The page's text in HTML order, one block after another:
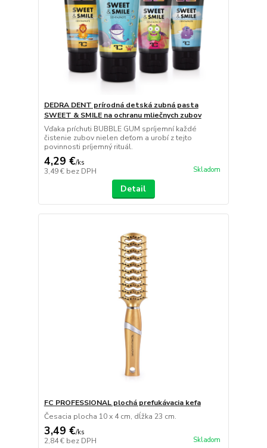
DEDRA DENT prírodná detská zubná pasta
SWEET & SMILE na ochranu mliečnych zubov
Vďaka príchuti BUBBLE GUM spríjemní každé
čistenie zubov nielen deťom a urobí z tejto
povinnosti príjemný rituál.
4,29 €/ks
3,49 € bez DPH Skladom
Detail
FC PROFESSIONAL plochá prefukávacia kefa
Česacia plocha 10 x 4 cm, dĺžka 23 cm.
3,49 €/ks
2,84 € bez DPH Skladom